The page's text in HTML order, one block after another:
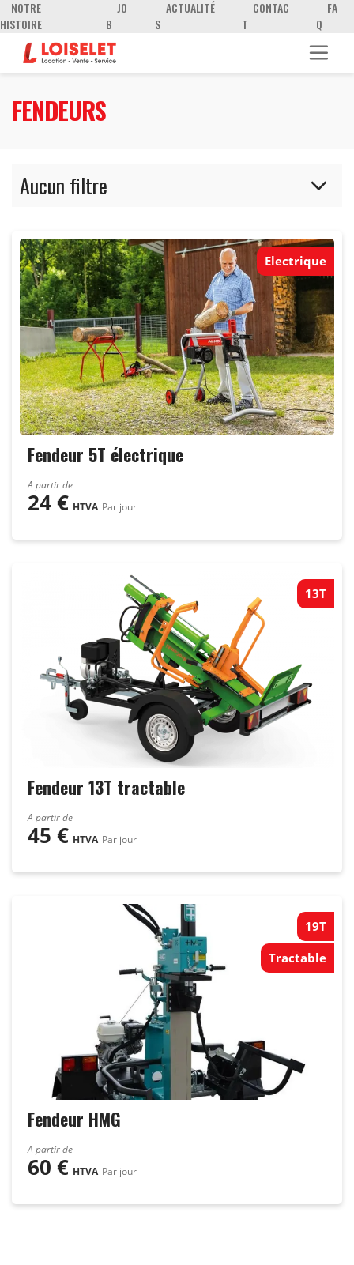
NOTRE
HISTOIRE
JO
B
ACTUALITÉ
S
CONTAC
T
FA
Q
FENDEURS
Aucun filtre
Electrique
Fendeur 5T électrique
A partir de
24€ HTVA Par jour
13T
Fendeur 13T tractable
A partir de
45 € HTVA Par jour
19T
Tractable
Fendeur HMG
A partir de
60 € HTVA Par jour